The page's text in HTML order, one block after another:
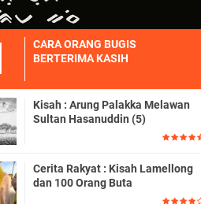
CARA ORANG BUGIS
BERTERIMA KASIH
Kisah : Arung Palakka Melawan
Sultan Hasanuddin (5)
Cerita Rakyat : Kisah Lamellong
dan 100 Orang Buta